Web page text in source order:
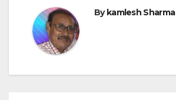
Bykamlesh Sharma